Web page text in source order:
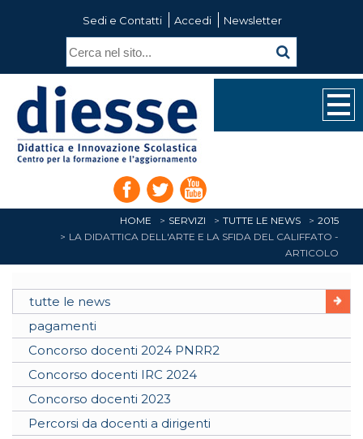
Sedi e Contatti Accedi Newsletter
HOME SERVIZI TUTTE LE NEWS
2015
LA DIDATTICA DELL'ARTE E LA SFIDA DEL CALIFFATO -
ARTICOLO
tutte le news
pagamenti
Concorso docenti 2024 PNRR2
Concorso docenti IRC 2024
Concorso docenti 2023
Percorsi da docenti a dirigenti